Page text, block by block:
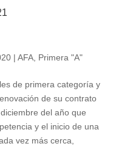
| AFA, Primera "A"
de primera categoría y
de su contrato
del año que
y el inicio de una
vez más cerca,